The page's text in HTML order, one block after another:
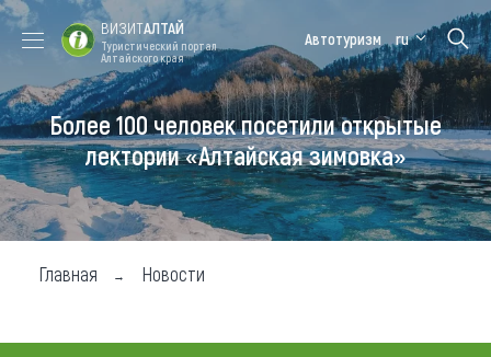
Форум VISIT
ALTAI
Цветение
маральника
Медицинский
форум
Алтайская
зимовка
Туры
Где побывать
Чем заняться
Где остановиться
ВИЗИТАЛТАЙ
Туристический портал
Алтайского края
Автотуризм ru
Более 100 человек посетили открытые
лектории «Алтайская зимовка»
Главная Новости